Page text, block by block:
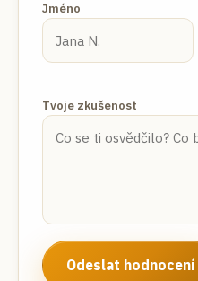
Jméno
Tvoje zkušenost
Odeslat hodnocení